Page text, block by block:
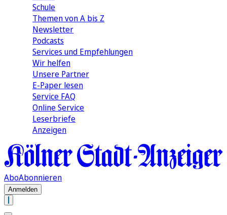
Schule
Themen von A bis Z
Newsletter
Podcasts
Services und Empfehlungen
Wir helfen
Unsere Partner
E-Paper lesen
Service FAQ
Online Service
Leserbriefe
Anzeigen
AboAbonnieren
Anmelden